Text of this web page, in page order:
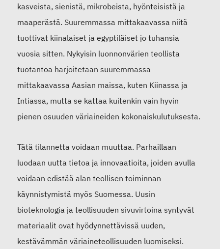
kasveista, sienistä, mikrobeista, hyönteisistä ja
maaperästä. Suuremmassa mittakaavassa niitä
tuottivat kiinalaiset ja egyptiläiset jo tuhansia
vuosia sitten. Nykyisin luonnonvärien teollista
tuotantoa harjoitetaan suuremmassa
mittakaavassa Aasian maissa, kuten Kiinassa ja
Intiassa, mutta se kattaa kuitenkin vain hyvin
pienen osuuden väriaineiden kokonaiskulutuksesta.
Tätä tilannetta voidaan muuttaa. Parhaillaan
luodaan uutta tietoa ja innovaatioita, joiden avulla
voidaan edistää alan teollisen toiminnan
käynnistymistä myös Suomessa. Uusin
bioteknologia ja teollisuuden sivuvirtoina syntyvät
materiaalit ovat hyödynnettävissä uuden,
kestävämmän väriaineteollisuuden luomiseksi.